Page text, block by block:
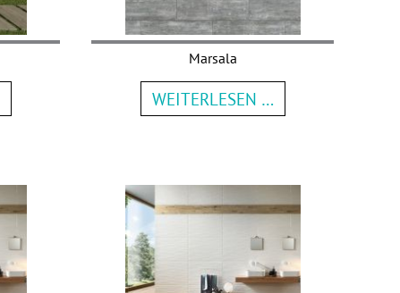
Marsala
WEITERLESEN …